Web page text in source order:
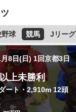
野球 競馬 Jリーグ
8日(日) 1回京都3日
上未勝利
ート・2,910m 12頭